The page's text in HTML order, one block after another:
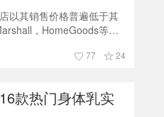
以其销售价格普遍低于其
，HomeGoods等零
和配件以及家具和厨房用
很多人都会经常去“淘宝”
77 24
款热门身体乳实